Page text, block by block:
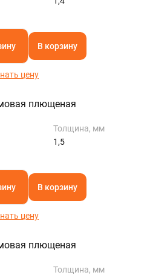
В корзину
цену
плющеная
Толщина, мм
1,5
В корзину
цену
плющеная
Толщина, мм